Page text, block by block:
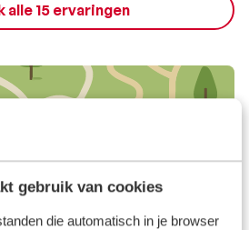
gebruik van cookies
die automatisch in je browser
alle 15 ervaringen